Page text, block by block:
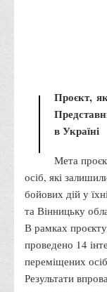
підтримки
Виконавці
І.М., Грушко